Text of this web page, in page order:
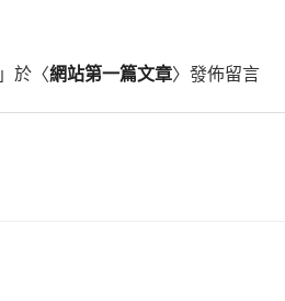
」於〈網站第一篇文章〉發佈留言